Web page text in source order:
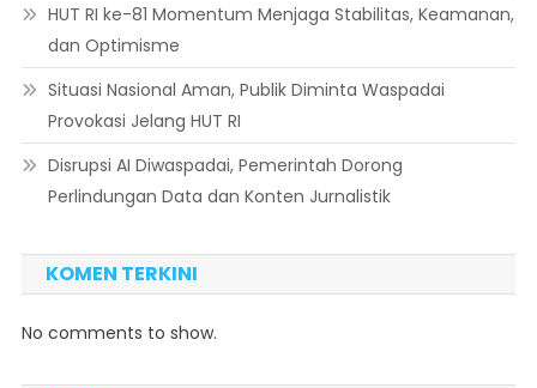
HUT RI ke-81 Momentum Menjaga Stabilitas, Keamanan,
dan Optimisme
Situasi Nasional Aman, Publik Diminta Waspadai
Provokasi Jelang HUT RI
Disrupsi AI Diwaspadai, Pemerintah Dorong
Perlindungan Data dan Konten Jurnalistik
KOMEN TERKINI
No comments to show.